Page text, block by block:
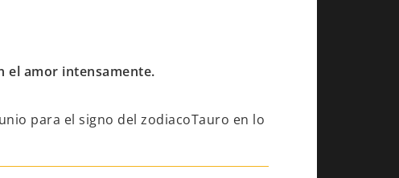
el amor intensamente.
para el signo del zodiacoTauro en lo